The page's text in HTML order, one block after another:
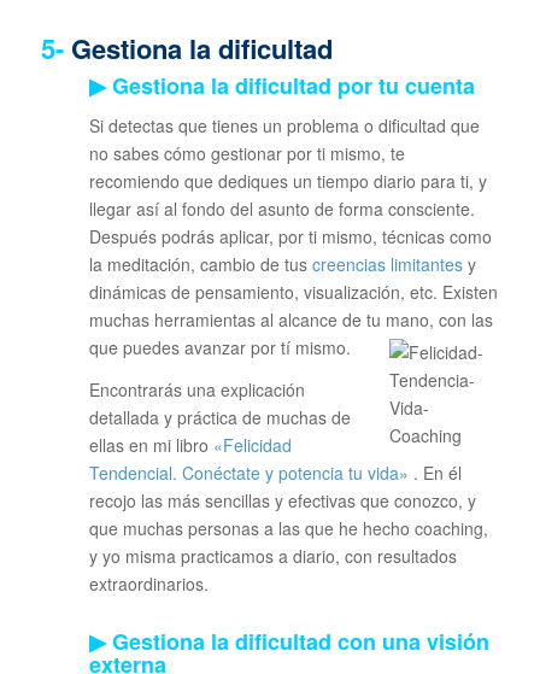
5-Gestiona la dificultad
▶ Gestiona la dificultad por tu cuenta
Si detectas que tienes un problema o dificultad que
no sabes cómo gestionar por ti mismo, te
recomiendo que dediques un tiempo diario para ti, y
llegar así al fondo del asunto de forma consciente.
Después podrás aplicar, por ti mismo, técnicas como
la meditación, cambio de tus creencias limitantesy
dinámicas de pensamiento, visualización, etc. Existen
muchas herramientas al alcance de tu mano, con las
que puedes avanzar por tí mismo.
Encontrarás una explicación
detallada y práctica de muchas de
ellas en mi libro «Felicidad
Tendencial. Conéctate y potencia tu vida» . En él
recojo las más sencillas y efectivas que conozco, y
que muchas personas a las que he hecho coaching,
y yo misma practicamos a diario, con resultados
extraordinarios.
▶ Gestiona la dificultad con una visión
externa